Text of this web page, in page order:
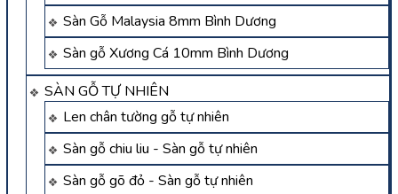
Sàn Gỗ Malaysia 8mm Bình Dương
Sàn gỗ Xương Cá 10mm Bình Dương
SÀN GỖ TỰ NHIÊN
Len chân tường gỗ tự nhiên
Sàn gỗ chiu liu - Sàn gỗ tự nhiên
Sàn gỗ gõ đỏ - Sàn gỗ tự nhiên